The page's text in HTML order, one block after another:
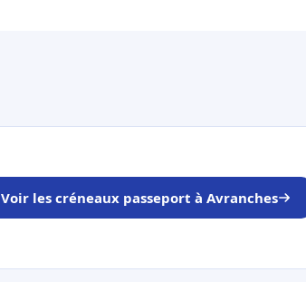
Voir les créneaux passeport à Avranches